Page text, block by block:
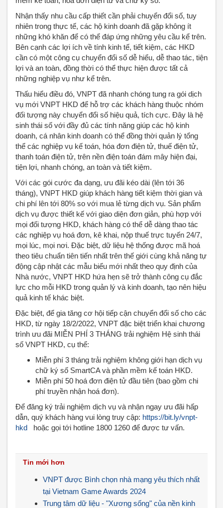
Nhận thấy nhu cầu cấp thiết cần phải chuyển đổi số, tuy
nhiên trong thực tế, các hộ kinh doanh đã gặp không ít
những khó khăn để có thể đáp ứng những yêu cầu kể trên.
Bên cạnh các lợi ích về tính kinh tế, tiết kiệm, các HKD
cần có một công cụ chuyển đổi số dễ hiểu, dễ thao tác, tiện
lợi và an toàn, đồng thời có thể thực hiện được tất cả
những nghiệp vụ như kể trên.
Thấu hiểu điều đó, VNPT đã nhanh chóng tung ra gói dịch
vụ mới VNPT HKD để hỗ trợ các khách hàng thuộc nhóm
đối tượng này chuyển đổi số hiệu quả, tích cực. Đây là hệ
sinh thái số với đầy đủ các tính năng giúp các hộ kinh
doanh, cá nhân kinh doanh có thể đồng thời quản lý tổng
thể các nghiệp vụ kế toán, hóa đơn điện tử, thuế điện tử,
thanh toán điện tử, trên nền điện toán đám mây hiện đại,
tiện lợi, nhanh chóng, an toàn và tiết kiệm.
Với các gói cước đa dạng, ưu đãi kéo dài (lên tới 36
tháng), VNPT HKD giúp khách hàng tiết kiệm thời gian và
chi phí lên tới 80% so với mua lẻ từng dịch vụ. Sản phẩm
dịch vụ được thiết kế với giao diện đơn giản, phù hợp với
mọi đối tượng HKD, khách hàng có thể dễ dàng thao tác
các nghiệp vụ hoá đơn, kê khai, nộp thuế trực tuyến 24/7,
mọi lúc, mọi nơi. Đặc biệt, dữ liệu hệ thống được mã hoá
theo tiêu chuẩn tiên tiến nhất trên thế giới cùng khả năng tự
động cập nhật các mẫu biểu mới nhất theo quy định của
Nhà nước, VNPT HKD hứa hẹn sẽ trở thành công cụ đắc
lực cho mỗi HKD trong quản lý và kinh doanh, tạo nên hiệu
quả kinh tế khác biệt.
Đặc biệt, để gia tăng cơ hội tiếp cận chuyển đổi số cho các
HKD, từ ngày 18/2/2022, VNPT đặc biệt triển khai chương
trình ưu đãi MIỄN PHÍ 3 THÁNG trải nghiệm Hệ sinh thái
số VNPT HKD, cụ thể:
Miễn phí 3 tháng trải nghiệm không giới hạn dịch vụ
chữ ký số SmartCA và phần mềm kế toán HKD.
Miễn phí 50 hoá đơn điện tử đầu tiên (bao gồm chi
phí truyền nhận hoá đơn).
Để đăng ký trải nghiệm dịch vụ và nhận ngay ưu đãi hấp
dẫn, quý khách hàng vui lòng truy cập: https://bit.ly/vnpt-
hkd hoặc gọi tới hotline 1800 1260 để được tư vấn.
Tin mới hơn
VNPT được Bình chọn nhà mạng yêu thích nhất
tại Vietnam Game Awards 2024
Trung tâm dữ liệu - "Xương sống" của nền kinh